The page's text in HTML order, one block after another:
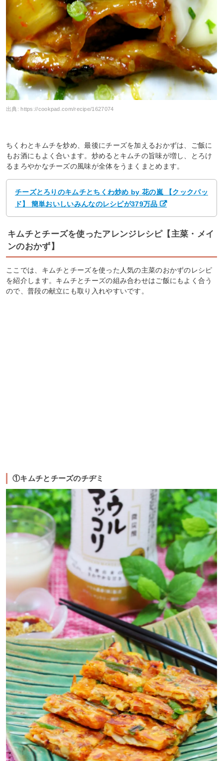
出典: https://cookpad.com/recipe/1627074
ちくわとキムチを炒め、最後にチーズを加えるおかずは、ご飯に
もお酒にもよく合います。炒めるとキムチの旨味が増し、とろけ
るまろやかなチーズの風味が全体をうまくまとめます。
チーズとろりのキムチとちくわ炒め by 花の嵐 【クックパッ
ド】 簡単おいしいみんなのレシピが379万品
キムチとチーズを使ったアレンジレシピ【主菜・メイ
ンのおかず】
ここでは、キムチとチーズを使った人気の主菜のおかずのレシピ
を紹介します。キムチとチーズの組み合わせはご飯にもよく合う
ので、普段の献立にも取り入れやすいです。
①キムチとチーズのチヂミ